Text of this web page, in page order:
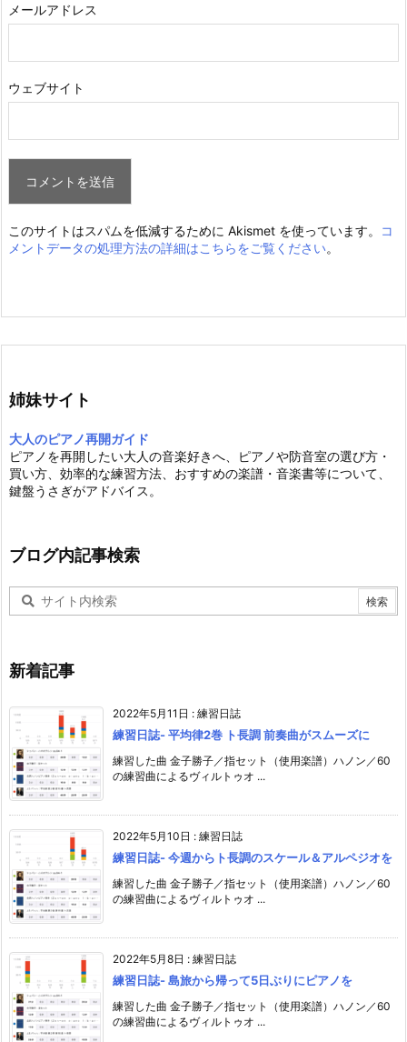
メールアドレス
ウェブサイト
このサイトはスパムを低減するために Akismet を使っています。
コ
メントデータの処理方法の詳細はこちらをご覧ください。
姉妹サイト
大人のピアノ再開ガイド
ピアノを再開したい大人の音楽好きへ、ピアノや防音室の選び方・
買い方、効率的な練習方法、おすすめの楽譜・音楽書等について、
鍵盤うさぎがアドバイス。
ブログ内記事検索
新着記事
2022年5月11日 : 練習日誌
練習日誌- 平均律2巻 ト長調 前奏曲がスムーズに
練習した曲 金子勝子／指セット（使用楽譜）ハノン／60
の練習曲によるヴィルトゥオ ...
2022年5月10日 : 練習日誌
練習日誌- 今週からト長調のスケール＆アルペジオを
練習した曲 金子勝子／指セット（使用楽譜）ハノン／60
の練習曲によるヴィルトゥオ ...
2022年5月8日 : 練習日誌
練習日誌- 島旅から帰って5日ぶりにピアノを
練習した曲 金子勝子／指セット（使用楽譜）ハノン／60
の練習曲によるヴィルトゥオ ...